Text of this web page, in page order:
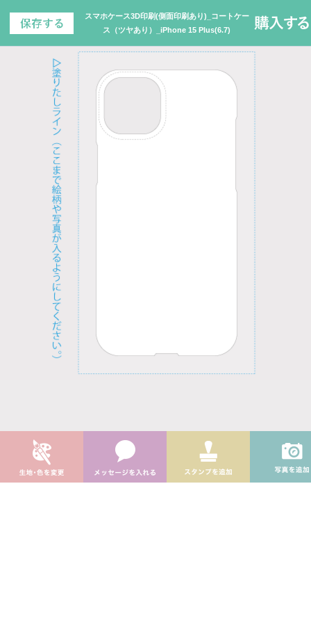
スマホケース3D印刷(側面印刷あり)_コートケー
ス（ツヤあり）_iPhone 15 Plus(6.7)